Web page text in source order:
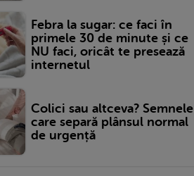
Febra la sugar: ce faci în
primele 30 de minute și ce
NU faci, oricât te presează
internetul
Colici sau altceva? Semnele
care separă plânsul normal
de urgență